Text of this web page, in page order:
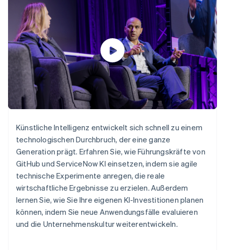
Zugriff auf mehr als
125
Terminal
Zahlungen vor Ort
Authorization
Boost
Optimierung der
Autorisierungsraten
Link
Beschleunigter
Bezahlvorgang
Connections
Verbundene
Finanzdaten
Data Pipeline
Datensynchronisierung
Mehr
Product roadmap
Ausblick
Radar
Betrugsprävention
Geldmanagement
Plattformen
SaaS
Nach Branche
KI-Unternehmen
Creator Economy
Gaming
Freizeit
Versicherungen
Medien und
Unterhaltung
Gemeinnützige
Organisationen
Fachdienstleistungen
Öffentlicher Sektor
Einzelhandel
Marktplatz auf
Grundlagen der
Abonnementverwaltung
So setzen Sie
nutzungsbasierte
Abrechnung um
Stablecoin-gestützte
Karten ausgeben: So
geht´s
Bereitstellung und
Verwaltung von
Ressourcen
App-Integrationen
Code-Beispiele
Entwickler-Blog
API-Status
Produkt-Roadmap
Stripe Sessions
Karriere
Newsroom
Stripe Press
Kontakt
Sales-Team
Partner werden
Künstliche Intelligenz entwickelt sich schnell zu einem
technologischen Durchbruch, der eine ganze
Generation prägt. Erfahren Sie, wie Führungskräfte von
GitHub und ServiceNow KI einsetzen, indem sie agile
technische Experimente anregen, die reale
wirtschaftliche Ergebnisse zu erzielen. Außerdem
lernen Sie, wie Sie Ihre eigenen KI-Investitionen planen
können, indem Sie neue Anwendungsfälle evaluieren
und die Unternehmenskultur weiterentwickeln.